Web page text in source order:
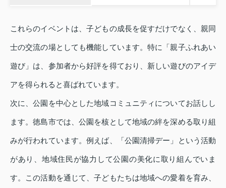
これらのイベントは、子どもの成長を促すだけでなく、親同
士の交流の場としても機能しています。特に「親子ふれあい
遊び」は、参加者から好評を得ており、新しい遊びのアイデ
アを得られると喜ばれています。
次に、公園を中心とした地域コミュニティについてお話しし
ます。徳島市では、公園を核として地域の絆を深める取り組
みが行われています。例えば、「公園清掃デー」という活動
があり、地域住民が協力して公園の美化に取り組んでいま
す。この活動を通じて、子どもたちは地域への愛着を育み、